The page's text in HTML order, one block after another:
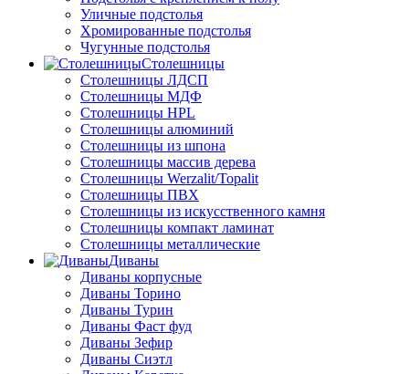
Уличные подстолья
Хромированные подстолья
Чугунные подстолья
Столешницы
Столешницы ЛДСП
Столешницы МДФ
Столешницы HPL
Столешницы алюминий
Столешницы из шпона
Столешницы массив дерева
Столешницы Werzalit/Topalit
Столешницы ПВХ
Столешницы из искусственного камня
Столешницы компакт ламинат
Столешницы металлические
Диваны
Диваны корпусные
Диваны Торино
Диваны Турин
Диваны Фаст фуд
Диваны Зефир
Диваны Сиэтл